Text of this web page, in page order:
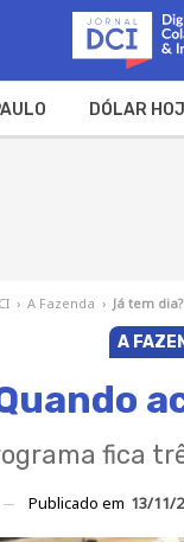
DÓLAR
› A Fazenda › Já tem
A
fica
Publicado em 13/11/